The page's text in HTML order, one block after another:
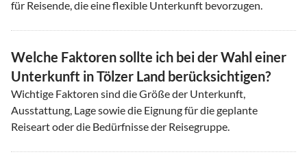
für Reisende, die eine flexible Unterkunft bevorzugen.
Welche Faktoren sollte ich bei der Wahl einer
Unterkunft in Tölzer Land berücksichtigen?
Wichtige Faktoren sind die Größe der Unterkunft,
Ausstattung, Lage sowie die Eignung für die geplante
Reiseart oder die Bedürfnisse der Reisegruppe.